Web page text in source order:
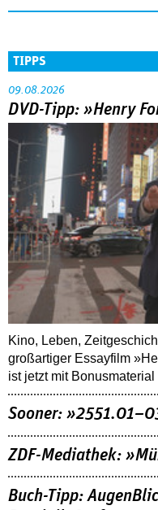
TIPPS
09.08.2026
DVD-Tipp: »Henry
Kino, Leben,
großartiger Essayfilm
ist jetzt mit
Sooner:
ZDF-Mediathek:
Buch-Tipp: